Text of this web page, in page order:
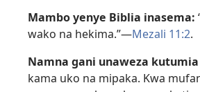
Mambo yenye Biblia inasema:
wako na hekima.”​—Mezali 11:2.
Namna gani unaweza
kama uko na mipaka. Kwa